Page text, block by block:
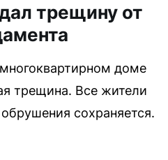
трещину от
доме
трещина. Все жители
сохраняется.